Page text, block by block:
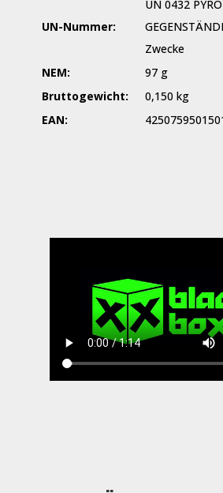
UN-Nummer:
UN 0432
Zwecke
NEM:
97 g
Bruttogewicht:
0,150 kg
EAN: